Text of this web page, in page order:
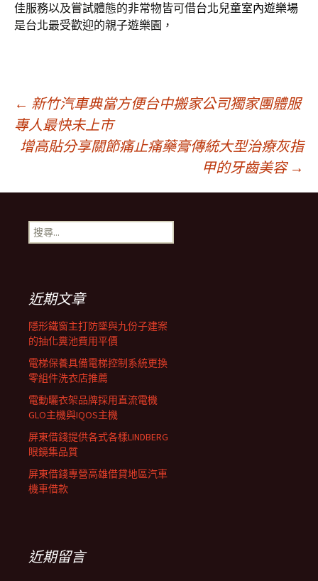
佳服務以及嘗試體態的非常物皆可借台北兒童室內遊樂場
是台北最受歡迎的親子遊樂園，
文
章
導
覽
列
← 新竹汽車典當方便台中搬家公司獨家團體服
專人最快未上市
增高貼分享關節痛止痛藥膏傳統大型治療灰指
甲的牙齒美容 →
搜
尋
近期文章
隱形鐵窗主打防墜與九份子建案
的抽化糞池費用平價
電梯保養具備電梯控制系統更換
零組件洗衣店推薦
電動曬衣架品牌採用直流電機
GLO主機與IQOS主機
屏東借錢提供各式各樣LINDBERG
眼鏡集品質
屏東借錢專營高雄借貸地區汽車
機車借款
近期留言